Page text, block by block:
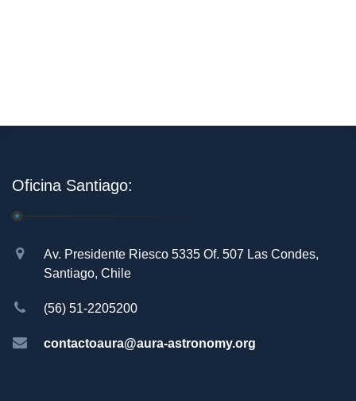
Oficina Santiago:
Av. Presidente Riesco 5335 Of. 507 Las Condes,
Santiago, Chile
(56) 51-2205200
contactoaura@aura-astronomy.org